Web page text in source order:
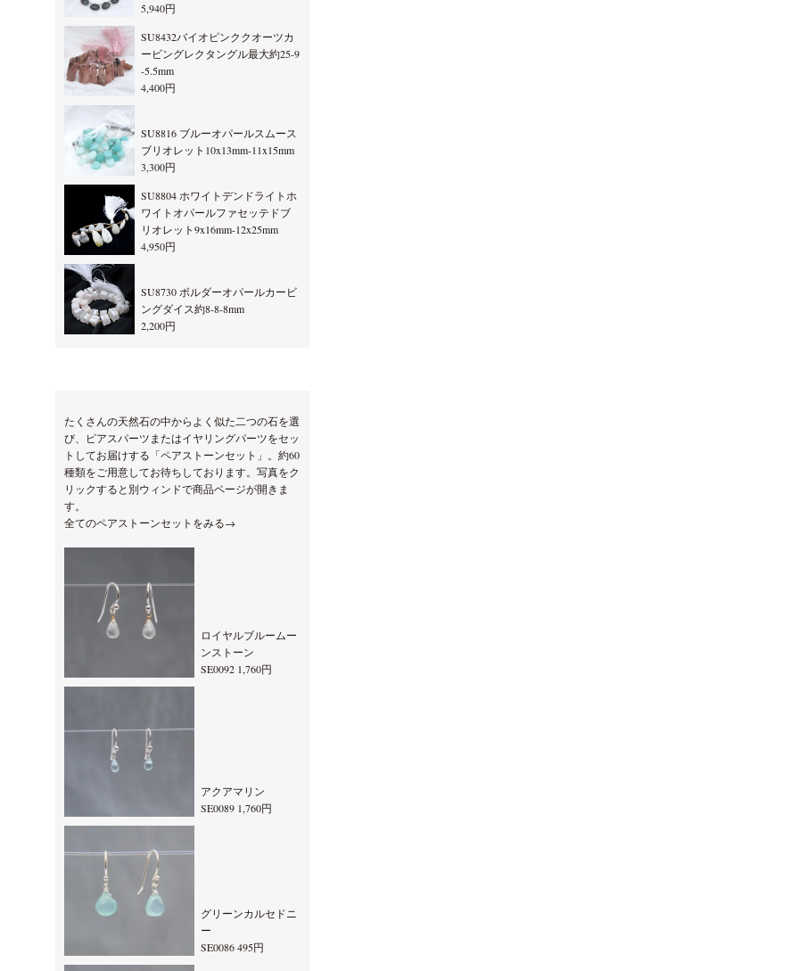
5,940円
SU8432バイオピンククオーツカ
ービングレクタングル最大約25-9
-5.5mm
4,400円
SU8816 ブルーオパールスムース
ブリオレット10x13mm-11x15mm
3,300円
SU8804 ホワイトデンドライトホ
ワイトオパールファセッテドブ
リオレット9x16mm-12x25mm
4,950円
SU8730 ボルダーオパールカービ
ングダイス約8-8-8mm
2,200円
たくさんの天然石の中からよく似た二つの石を選
び、ピアスパーツまたはイヤリングパーツをセッ
トしてお届けする「ペアストーンセット」。約60
種類をご用意してお待ちしております。写真をク
リックすると別ウィンドで商品ページが開きま
す。
全てのペアストーンセットをみる→
ロイヤルブルームー
ンストーン
SE0092 1,760円
アクアマリン
SE0089 1,760円
グリーンカルセドニ
ー
SE0086 495円